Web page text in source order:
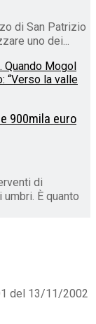
di San Patrizio
uno dei...
900mila euro
di
È quanto
del 13/11/2002